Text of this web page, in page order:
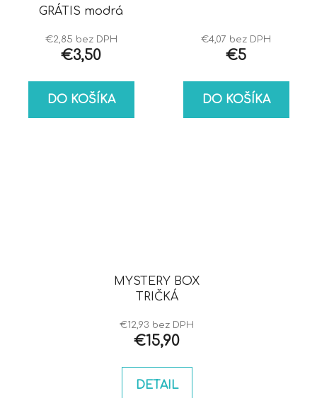
GRÁTIS modrá
€2,85 bez DPH
€3,50
DO KOŠÍKA
€4,07 bez DPH
€5
DO KOŠÍKA
MYSTERY BOX
TRIČKÁ
€12,93 bez DPH
€15,90
DETAIL